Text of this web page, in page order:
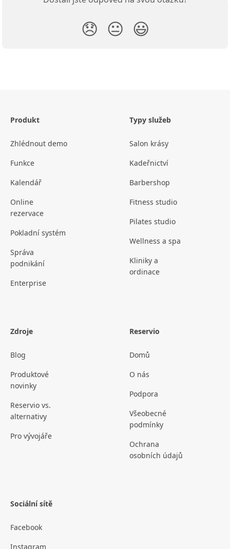
😞 😐 😃
Produkt
Zhlédnout demo
Funkce
Kalendář
Online
rezervace
Pokladní systém
Správa
podnikání
Enterprise
Typy služeb
Salon krásy
Kadeřnictví
Barbershop
Fitness studio
Pilates studio
Wellness a spa
Kliniky a
ordinace
Zdroje
Blog
Produktové
novinky
Reservio vs.
alternativy
Pro vývojáře
Reservio
Domů
O nás
Podpora
Všeobecné
podmínky
Ochrana
osobních údajů
Sociální sítě
Facebook
Instagram